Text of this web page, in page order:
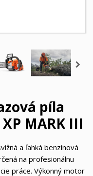
píla
MARK III
a ľahká benzínová
na profesionálnu
práce. Výkonný motor